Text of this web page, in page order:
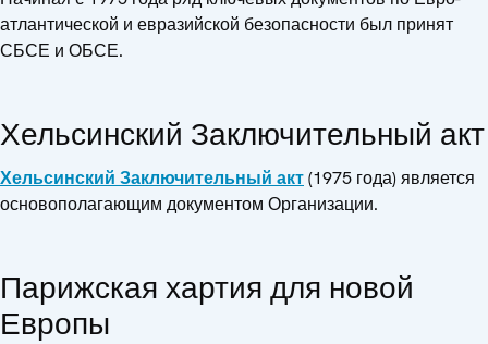
атлантической и евразийской безопасности был принят
СБСЕ и ОБСЕ.
Хельсинский Заключительный акт
Хельсинский Заключительный акт(1975 года) является
основополагающим документом Организации.
Парижская хартия для новой
Европы